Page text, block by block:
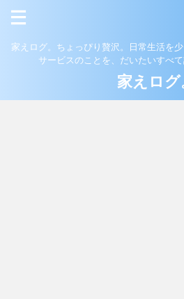
家えログ。ちょっぴり贅沢。日常生活を
サービスのことを、だいたいすべて
家えログ